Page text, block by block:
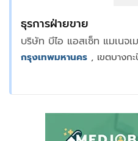
ธุรการฝ่ายขาย
บริษัท บีไอ แอสเซ็ท แมเนจ
กรุงเทพมหานคร , เขตบางก